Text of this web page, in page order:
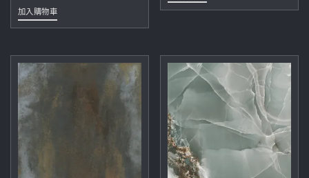
加入購物車